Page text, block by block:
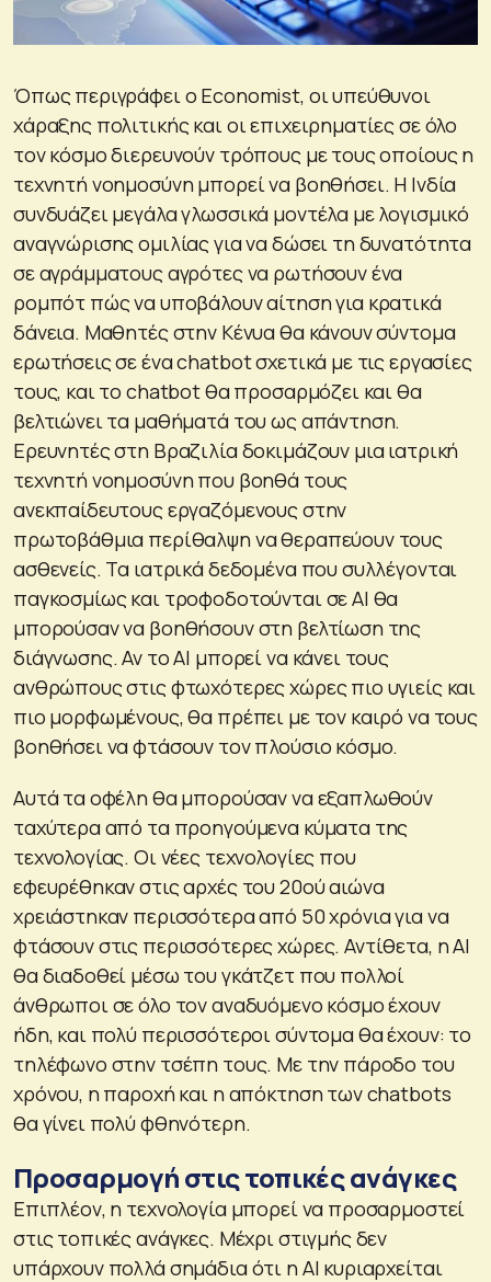
Όπως περιγράφει ο Economist, οι υπεύθυνοι
χάραξης πολιτικής και οι επιχειρηματίες σε όλο
τον κόσμο διερευνούν τρόπους με τους οποίους η
τεχνητή νοημοσύνη μπορεί να βοηθήσει. Η Ινδία
συνδυάζει μεγάλα γλωσσικά μοντέλα με λογισμικό
αναγνώρισης ομιλίας για να δώσει τη δυνατότητα
σε αγράμματους αγρότες να ρωτήσουν ένα
ρομπότ πώς να υποβάλουν αίτηση για κρατικά
δάνεια. Μαθητές στην Κένυα θα κάνουν σύντομα
ερωτήσεις σε ένα chatbot σχετικά με τις εργασίες
τους, και το chatbot θα προσαρμόζει και θα
βελτιώνει τα μαθήματά του ως απάντηση.
Ερευνητές στη Βραζιλία δοκιμάζουν μια ιατρική
τεχνητή νοημοσύνη που βοηθά τους
ανεκπαίδευτους εργαζόμενους στην
πρωτοβάθμια περίθαλψη να θεραπεύουν τους
ασθενείς. Τα ιατρικά δεδομένα που συλλέγονται
παγκοσμίως και τροφοδοτούνται σε ΑΙ θα
μπορούσαν να βοηθήσουν στη βελτίωση της
διάγνωσης. Αν το AI μπορεί να κάνει τους
ανθρώπους στις φτωχότερες χώρες πιο υγιείς και
πιο μορφωμένους, θα πρέπει με τον καιρό να τους
βοηθήσει να φτάσουν τον πλούσιο κόσμο.
Αυτά τα οφέλη θα μπορούσαν να εξαπλωθούν
ταχύτερα από τα προηγούμενα κύματα της
τεχνολογίας. Οι νέες τεχνολογίες που
εφευρέθηκαν στις αρχές του 20ού αιώνα
χρειάστηκαν περισσότερα από 50 χρόνια για να
φτάσουν στις περισσότερες χώρες. Αντίθετα, η AI
θα διαδοθεί μέσω του γκάτζετ που πολλοί
άνθρωποι σε όλο τον αναδυόμενο κόσμο έχουν
ήδη, και πολύ περισσότεροι σύντομα θα έχουν: το
τηλέφωνο στην τσέπη τους. Με την πάροδο του
χρόνου, η παροχή και η απόκτηση των chatbots
θα γίνει πολύ φθηνότερη.
Προσαρμογή στις τοπικές ανάγκες
Επιπλέον, η τεχνολογία μπορεί να προσαρμοστεί
στις τοπικές ανάγκες. Μέχρι στιγμής δεν
υπάρχουν πολλά σημάδια ότι η AI κυριαρχείται